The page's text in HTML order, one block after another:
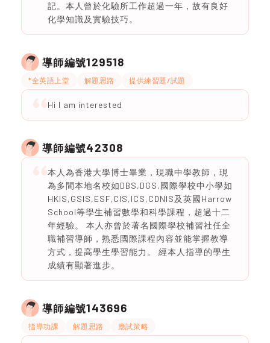
記。本人曾於化驗所工作超過一年，故有良好
化學知識及實驗技巧。
導師編號129518
*全英語上堂 解題思路 提供練習題/試題
Hi I am interested
導師編號42308
本人為香港大學博士畢業，現職中學教師，現
為多間本地名校如DBS,DGS,國際學校中小學如
HKIS,GSIS,ESF,CIS,ICS,CDNIS及英國Harrow
School等學生補習數學和科學課程，超過十二
年經驗。 本人亦曾於著名國際學校補習社任全
職補習導師，熟悉國際課程內容並能掌握教導
方式，提高學生學習能力。 經本人指導的學生
成績有顯著進步。
導師編號143696
指導功課 解題思路 應試策略